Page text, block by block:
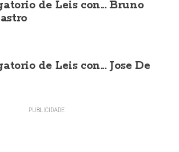
de Leis con... Bruno
de Leis con... Jose De